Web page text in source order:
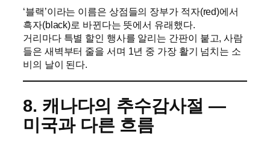
‘블랙’이라는 이름은 상점들의 장부가 적자(red)에서
흑자(black)로 바뀐다는 뜻에서 유래했다.
거리마다 특별 할인 행사를 알리는 간판이 붙고, 사람
들은 새벽부터 줄을 서며 1년 중 가장 활기 넘치는 소
비의 날이 된다.
8. 캐나다의 추수감사절 —
미국과 다른 흐름